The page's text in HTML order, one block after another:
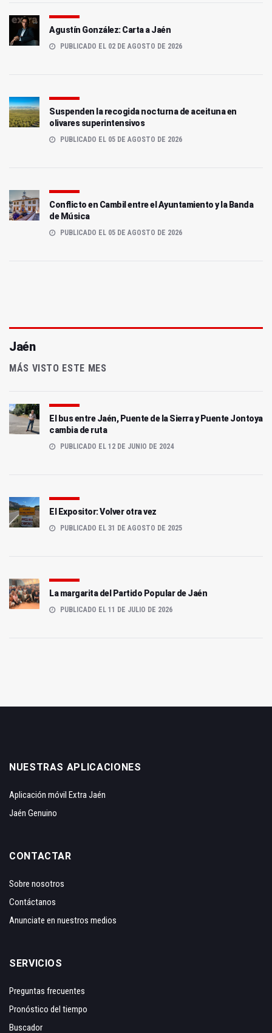
Agustín González: Carta a Jaén
PUBLICADO EL 02 DE AGOSTO DE 2026
Suspenden la recogida nocturna de aceituna en
olivares superintensivos
PUBLICADO EL 05 DE AGOSTO DE 2026
Conflicto en Cambil entre el Ayuntamiento y la Banda
de Música
PUBLICADO EL 05 DE AGOSTO DE 2026
Jaén
MÁS VISTO ESTE MES
El bus entre Jaén, Puente de la Sierra y Puente Jontoya
cambia de ruta
PUBLICADO EL 12 DE JUNIO DE 2024
El Expositor: Volver otra vez
PUBLICADO EL 31 DE AGOSTO DE 2025
La margarita del Partido Popular de Jaén
PUBLICADO EL 11 DE JULIO DE 2026
NUESTRAS APLICACIONES
Aplicación móvil Extra Jaén
Jaén Genuino
CONTACTAR
Sobre nosotros
Contáctanos
Anunciate en nuestros medios
SERVICIOS
Preguntas frecuentes
Pronóstico del tiempo
Buscador